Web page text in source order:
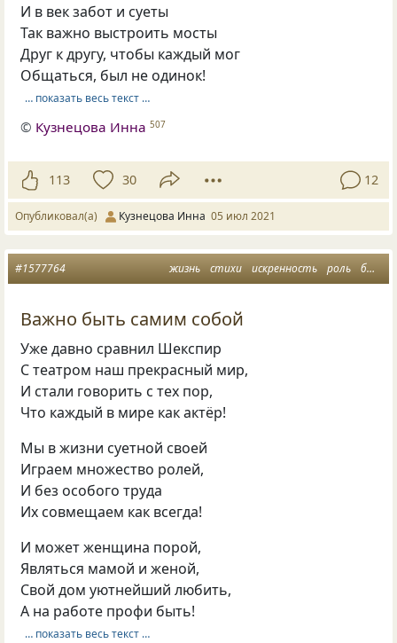
И в век забот и суеты
Так важно выстроить мосты
Друг к другу, чтобы каждый мог
Общаться, был не одинок!
… показать весь текст …
© Кузнецова Инна 507
113 30 12
Опубликовал(а) Кузнецова Инна 05 июл 2021
жизнь стихи искренность роль быть самим собой
#1577764
Важно быть самим собой
Уже давно сравнил Шекспир
С театром наш прекрасный мир,
И стали говорить с тех пор,
Что каждый в мире как актёр!
Мы в жизни суетной своей
Играем множество ролей,
И без особого труда
Их совмещаем как всегда!
И может женщина порой,
Являться мамой и женой,
Свой дом уютнейший любить,
А на работе профи быть!
… показать весь текст …